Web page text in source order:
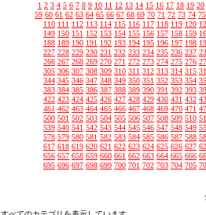
1 2 3 4 5 6 7 8 9 10 11 12 13 14 15 16 17 18 19 20
59 60 61 62 63 64 65 66 67 68 69 70 71 72 73 74 75
110 111 112 113 114 115 116 117 118 119 120
149 150 151 152 153 154 155 156 157 158 159
188 189 190 191 192 193 194 195 196 197 198
227 228 229 230 231 232 233 234 235 236 237
266 267 268 269 270 271 272 273 274 275 276
305 306 307 308 309 310 311 312 313 314 315
344 345 346 347 348 349 350 351 352 353 354
383 384 385 386 387 388 389 390 391 392 393
422 423 424 425 426 427 428 429 430 431 432
461 462 463 464 465 466 467 468 469 470 471
500 501 502 503 504 505 506 507 508 509 510
539 540 541 542 543 544 545 546 547 548 549
578 579 580 581 582 583 584 585 586 587 588
617 618 619 620 621 622 623 624 625 626 627
656 657 658 659 660 661 662 663 664 665 666
695 696 697 698 699 700 701 702 703 704 705